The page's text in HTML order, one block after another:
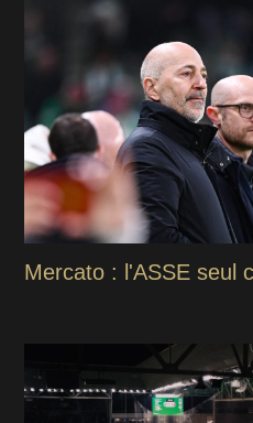
Mercato : l'ASSE seul